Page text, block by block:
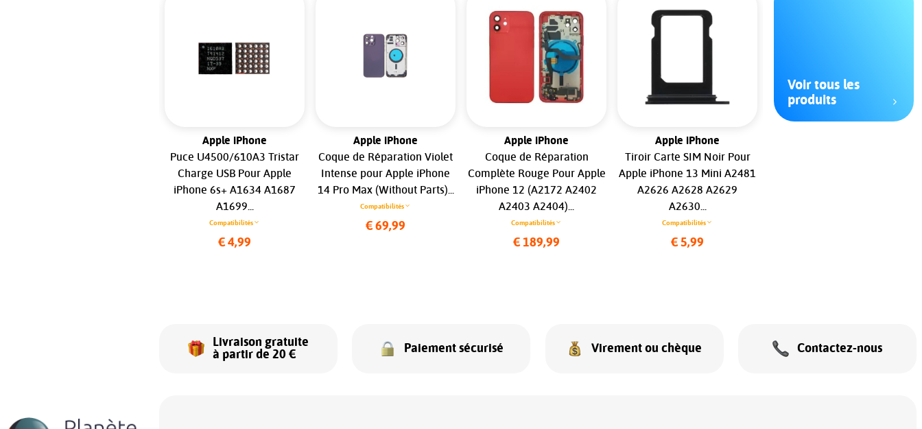
Apple iPhone
Puce U4500/610A3 Tristar
Charge USB Pour Apple
iPhone 6s+ A1634 A1687
A1699...
Compatibilités
€ 4,99
Apple iPhone
Coque de Réparation Violet
Intense pour Apple iPhone
14 Pro Max (Without Parts)...
Compatibilités
€ 69,99
Apple iPhone
Coque de Réparation
Complète Rouge Pour Apple
iPhone 12 (A2172 A2402
A2403 A2404)...
Compatibilités
€ 189,99
Apple iPhone
Tiroir Carte SIM Noir Pour
Apple iPhone 13 Mini A2481
A2626 A2628 A2629
A2630...
Compatibilités
€ 5,99
Voir tous les
produits
Livraison gratuite
à partir de 20 €
Paiement sécurisé Virement ou chèque Contactez-nous